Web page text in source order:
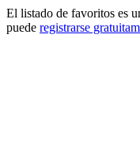
El listado de favoritos es
puede registrarse